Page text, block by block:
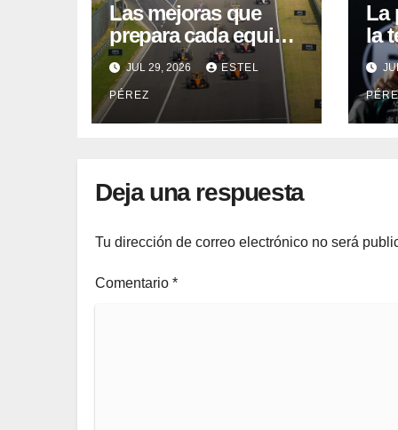
Las mejoras que
prepara cada equipo
de la F1 para la
segunda mitad de la
temporada 2026
JUL 29, 2026 ESTEL
PÉREZ
La
la
Deja una respuesta
Tu dirección de correo electrónico no será
Comentario *